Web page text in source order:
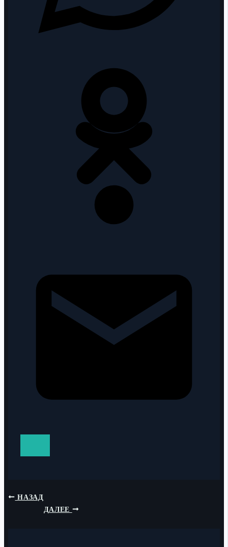
НАЗАД
ДАЛЕЕ